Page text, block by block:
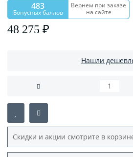
483
Бонусных баллов
Вернем при заказе
на сайте
48 275 ₽
Нашли
Скидки и акции смотрите в